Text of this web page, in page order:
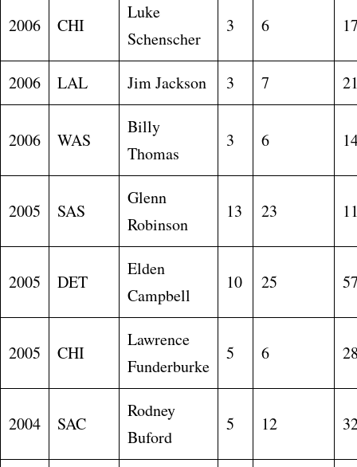
2006 CHI
Luke
Schenscher
3 6
2006 LAL Jim Jackson 3 7
2006 WAS
Billy
Thomas
3 6
2005 SAS
Glenn
Robinson
13 23
2005 DET
Elden
Campbell
10 25
2005 CHI
Lawrence
Funderburke
5 6
2004 SAC
Rodney
Buford
5 12